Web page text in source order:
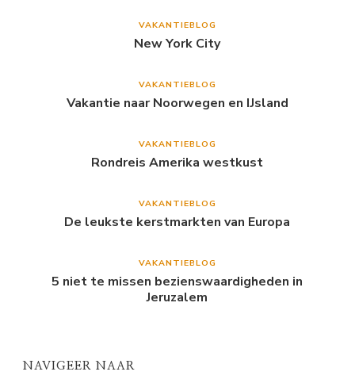
VAKANTIEBLOG
New York City
VAKANTIEBLOG
Vakantie naar Noorwegen en IJsland
VAKANTIEBLOG
Rondreis Amerika westkust
VAKANTIEBLOG
De leukste kerstmarkten van Europa
VAKANTIEBLOG
5 niet te missen bezienswaardigheden in
Jeruzalem
NAVIGEER NAAR